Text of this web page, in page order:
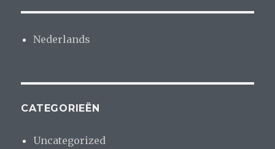
Nederlands
CATEGORIEËN
Uncategorized